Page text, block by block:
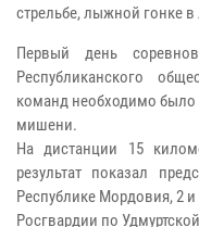
стрельбе, лыжной гонке
Первый день
Республиканского
команд необходимо
мишени.
На дистанции 15
результат показал
Республике Мордовия, 2
Росгвардии по